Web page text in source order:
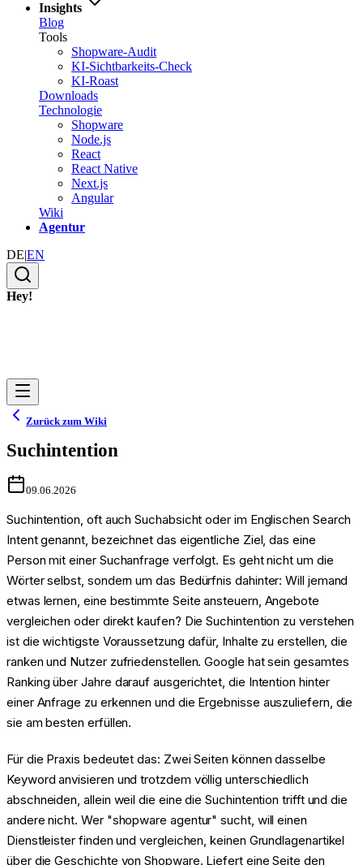
Insights
Blog
Tools
Shopware-Audit
KI-Sichtbarkeits-Check
KI-Roast
Downloads
Technologie
Shopware
Node.js
React
React Native
Next.js
Angular
Wiki
Agentur
DE|EN
Hey!
Zurück zum Wiki
Suchintention
09.06.2026
Suchintention, oft auch Suchabsicht oder im Englischen Search
Intent genannt, bezeichnet das eigentliche Ziel, das eine
Person mit einer Suchanfrage verfolgt. Es geht nicht um die
Wörter selbst, sondern um das Bedürfnis dahinter: Will jemand
etwas lernen, eine bestimmte Seite ansteuern, Angebote
vergleichen oder direkt kaufen? Die Suchintention zu verstehen
ist die wichtigste Voraussetzung dafür, Inhalte zu erstellen, die
ranken und Nutzer zufriedenstellen. Google hat sein gesamtes
Ranking über Jahre darauf ausgerichtet, die Intention hinter
einer Anfrage zu erkennen und die Ergebnisse auszuliefern, die
sie am besten erfüllen.
Für die Praxis bedeutet das: Zwei Seiten können dasselbe
Keyword anvisieren und trotzdem völlig unterschiedlich
abschneiden, allein weil die eine die Suchintention trifft und die
andere nicht. Wer "shopware agentur" sucht, will einen
Dienstleister finden und vergleichen, keinen Grundlagenartikel
über die Geschichte von Shopware. Liefert eine Seite den